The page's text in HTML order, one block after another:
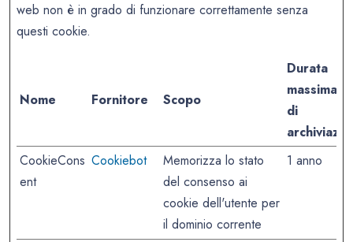
web non è in grado di funzionare correttamente senza
questi cookie.
Nome Fornitore Scopo
Durata
massima
di
CookieCons
ent
Cookiebot
Memorizza lo stato
del consenso ai
cookie dell'utente per
il dominio corrente
1 anno